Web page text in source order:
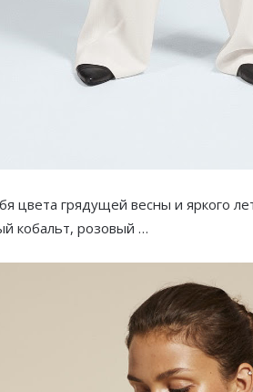
цвета грядущей весны и яркого
кобальт, розовый …